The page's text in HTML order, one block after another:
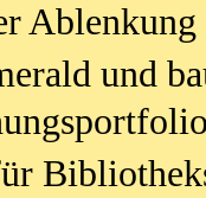
Ablenkung
und